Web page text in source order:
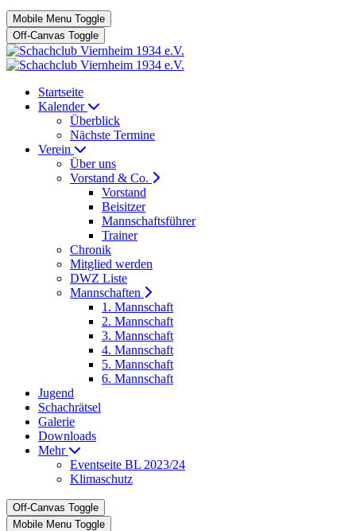
Mobile Menu Toggle
Off-Canvas Toggle
Startseite
Kalender
Überblick
Nächste Termine
Verein
Über uns
Vorstand & Co.
Vorstand
Beisitzer
Mannschaftsführer
Trainer
Chronik
Mitglied werden
DWZ Liste
Mannschaften
1. Mannschaft
2. Mannschaft
3. Mannschaft
4. Mannschaft
5. Mannschaft
6. Mannschaft
Jugend
Schachrätsel
Galerie
Downloads
Mehr
Eventseite BL 2023/24
Klimaschutz
Off-Canvas Toggle
Mobile Menu Toggle